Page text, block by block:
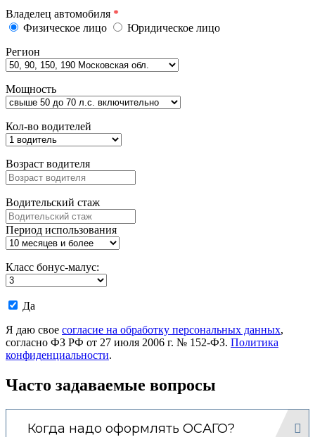
Владелец автомобиля *
Физическое лицо
Юридическое лицо
Регион
Мощность
Кол-во водителей
Возраст водителя
Водительский стаж
Период использования
Класс бонус-малус:
Даю
на
обработку
моих
данных.
Да
Я даю свое согласие на обработку персональных данных,
согласно ФЗ РФ от 27 июля 2006 г. № 152-ФЗ. Политика
конфиденциальности.
Часто задаваемые вопросы
Когда надо оформлять ОСАГО?